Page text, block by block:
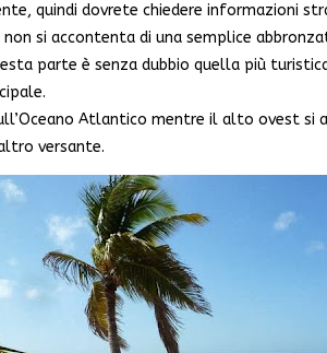
quindi dovrete chiedere informazioni
si accontenta di una semplice
parte è senza dubbio quella più
Atlantico mentre il alto ovest si
versante.